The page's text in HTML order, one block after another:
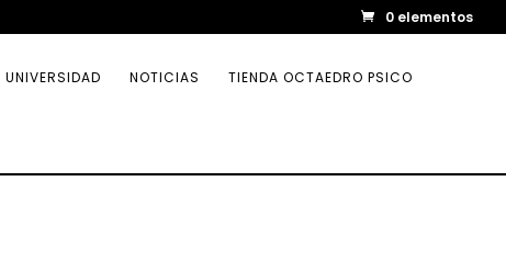
0 elementos
UNIVERSIDAD NOTICIAS TIENDA OCTAEDRO PSICO